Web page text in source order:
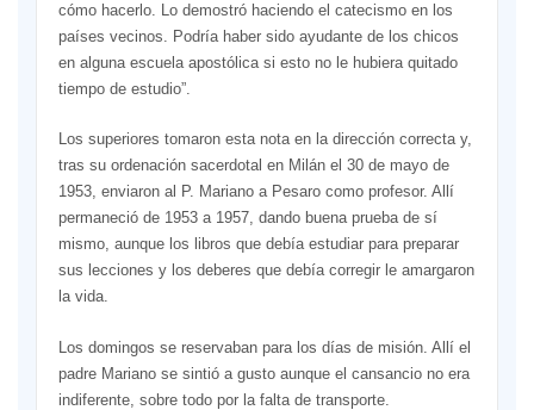
cómo hacerlo. Lo demostró haciendo el catecismo en los
países vecinos. Podría haber sido ayudante de los chicos
en alguna escuela apostólica si esto no le hubiera quitado
tiempo de estudio”.
Los superiores tomaron esta nota en la dirección correcta y,
tras su ordenación sacerdotal en Milán el 30 de mayo de
1953, enviaron al P. Mariano a Pesaro como profesor. Allí
permaneció de 1953 a 1957, dando buena prueba de sí
mismo, aunque los libros que debía estudiar para preparar
sus lecciones y los deberes que debía corregir le amargaron
la vida.
Los domingos se reservaban para los días de misión. Allí el
padre Mariano se sintió a gusto aunque el cansancio no era
indiferente, sobre todo por la falta de transporte.